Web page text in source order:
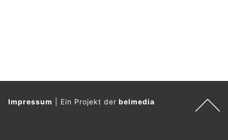
Impressum Ein Projekt derbelmedia